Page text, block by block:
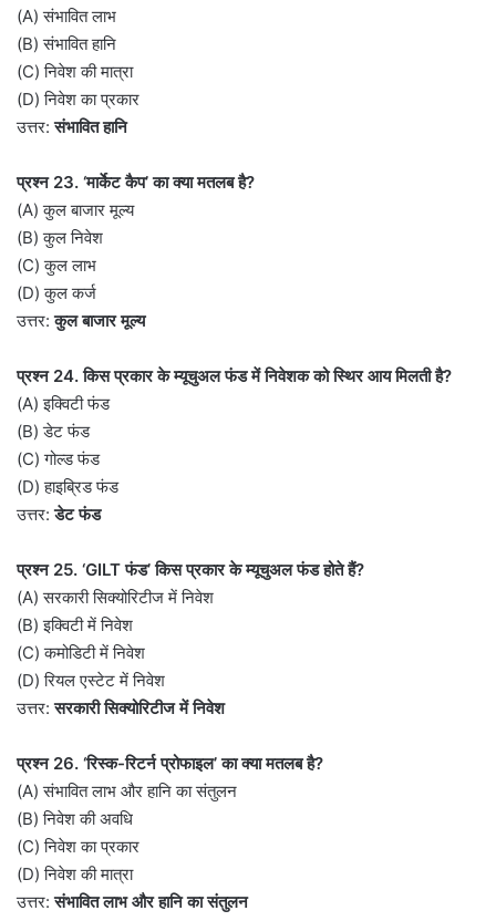
(A) संभावित लाभ
(B) संभावित हानि
(C) निवेश की मात्रा
(D) निवेश का प्रकार
उत्तर:संभावित हानि
प्रश्न 23. ‘मार्केट कैप’ का क्या मतलब है?
(A) कुल बाजार मूल्य
(B) कुल निवेश
(C) कुल लाभ
(D) कुल कर्ज
उत्तर:कुल बाजार मूल्य
प्रश्न 24. किस प्रकार के म्यूचुअल फंड में निवेशक को स्थिर आय मिलती है?
(A) इक्विटी फंड
(B) डेट फंड
(C) गोल्ड फंड
(D) हाइब्रिड फंड
उत्तर:डेट फंड
प्रश्न 25. ‘GILT फंड’ किस प्रकार के म्यूचुअल फंड होते हैं?
(A) सरकारी सिक्योरिटीज में निवेश
(B) इक्विटी में निवेश
(C) कमोडिटी में निवेश
(D) रियल एस्टेट में निवेश
उत्तर:सरकारी सिक्योरिटीज में निवेश
प्रश्न 26. ‘रिस्क-रिटर्न प्रोफाइल’ का क्या मतलब है?
(A) संभावित लाभ और हानि का संतुलन
(B) निवेश की अवधि
(C) निवेश का प्रकार
(D) निवेश की मात्रा
उत्तर:संभावित लाभ और हानि का संतुलन